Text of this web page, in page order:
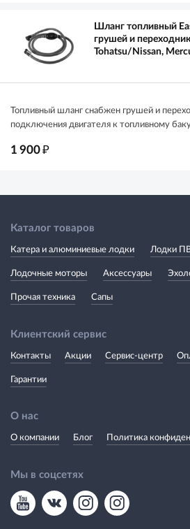
Шланг топливный
грушей и
Tohatsu/Nissan,
Топливный шланг снабжен грушей и
подключения двигателя к топливному
1 900₽
Каталог товаров
Катера и алюминиевые лодки Лодки
Лодочные моторы Аксессуары
Прочая техника Сапы
Клиентский сервис
Контакты Акции Сервис-центр
Гарантии
О нас
О компании Блог Политика
Мы в соцсетях